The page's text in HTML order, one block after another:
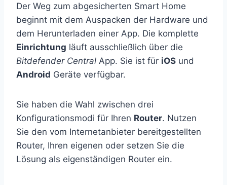
Der Weg zum abgesicherten Smart Home
beginnt mit dem Auspacken der Hardware und
dem Herunterladen einer App. Die komplette
Einrichtung läuft ausschließlich über die
Bitdefender Central App. Sie ist für iOS und
Android Geräte verfügbar.
Sie haben die Wahl zwischen drei
Konfigurationsmodi für Ihren Router. Nutzen
Sie den vom Internetanbieter bereitgestellten
Router, Ihren eigenen oder setzen Sie die
Lösung als eigenständigen Router ein.